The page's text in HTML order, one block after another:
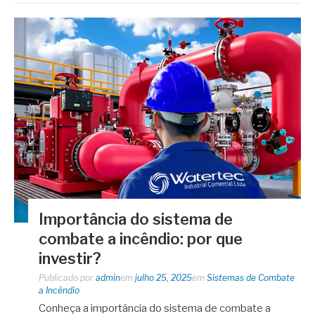
Importância do sistema de
combate a incêndio: por que
investir?
Publicado por adminem julho 25, 2025em Sistemas de Combate
a Incêndio
Conheça a importância do sistema de combate a